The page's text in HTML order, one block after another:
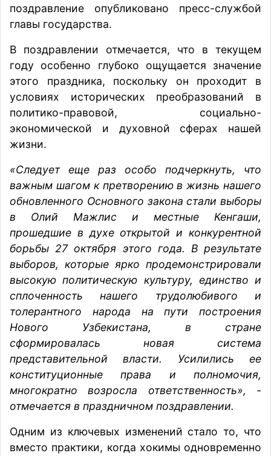
поздравление опубликовано пресс-службой
главы государства.
В поздравлении отмечается, что в текущем
году особенно глубоко ощущается значение
этого праздника, поскольку он проходит в
условиях исторических преобразований в
политико-правовой, социально-
экономической и духовной сферах нашей
жизни.
«Следует еще раз особо подчеркнуть, что
важным шагом к претворению в жизнь нашего
обновленного Основного закона стали выборы
в Олий Мажлис и местные Кенгаши,
прошедшие в духе открытой и конкурентной
борьбы 27 октября этого года. В результате
выборов, которые ярко продемонстрировали
высокую политическую культуру, единство и
сплоченность нашего трудолюбивого и
толерантного народа на пути построения
Нового Узбекистана, в стране
сформировалась новая система
представительной власти. Усилились ее
конституционные права и полномочия,
многократно возросла ответственность», -
отмечается в праздничном поздравлении.
Одним из ключевых изменений стало то, что
вместо практики, когда хокимы одновременно